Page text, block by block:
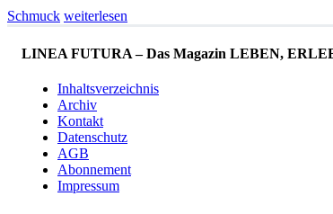
Schmuck weiterlesen
LINEA FUTURA – Das Magazin LEBEN,
Inhaltsverzeichnis
Archiv
Kontakt
Datenschutz
AGB
Abonnement
Impressum